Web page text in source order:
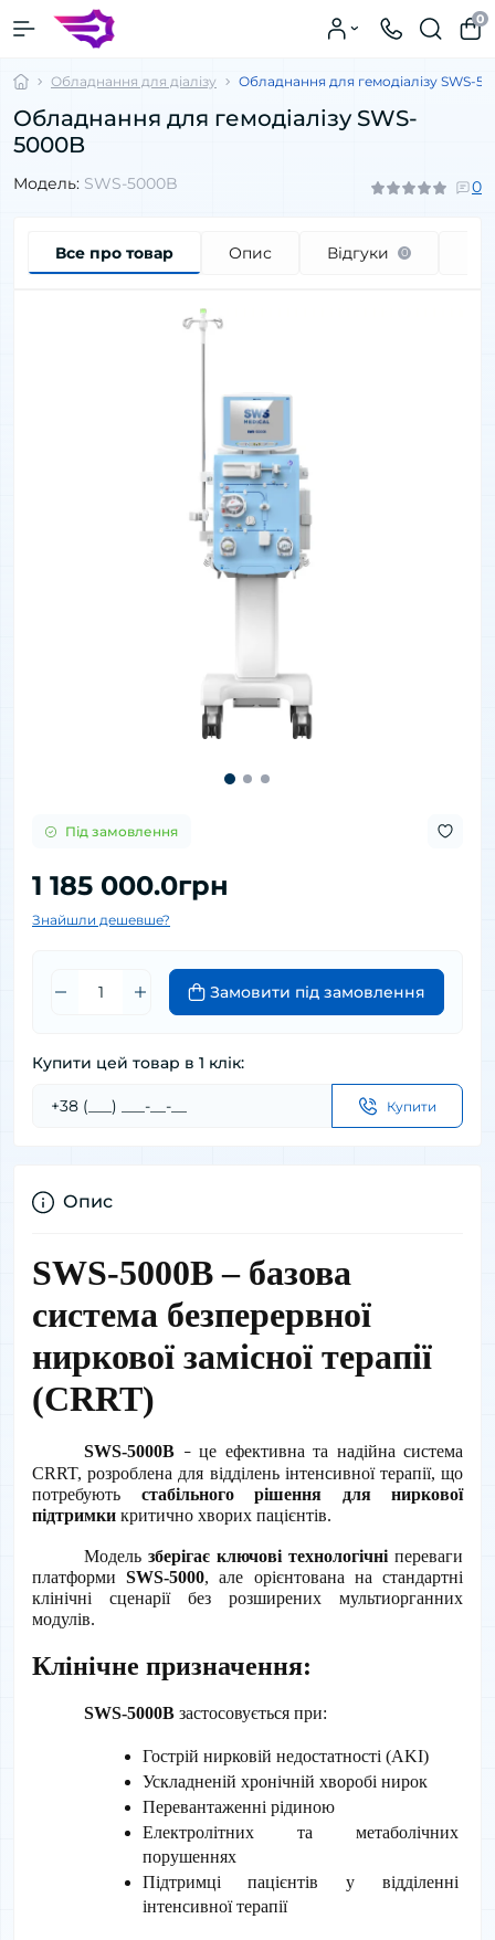
0
Обладнання для діалізу Обладнання для гемодіалізу SWS-
Обладнання для гемодіалізу SWS-
5000B
Модель: SWS-5000B 0
Все про товар Опис Відгуки 0
Під замовлення
1 185 000.0грн
Знайшли дешевше?
Замовити під замовлення
Купити цей товар в 1 клік:
Купити
Опис
SWS-5000B – базова
система безперервної
ниркової замісної терапії
(CRRT)
SWS-5000B – це ефективна та надійна система
CRRT, розроблена для відділень інтенсивної терапії, що
потребують стабільного рішення для ниркової
підтримки критично хворих пацієнтів.
Модель зберігає ключові технологічні переваги
платформи SWS-5000, але орієнтована на стандартні
клінічні сценарії без розширених мультиорганних
модулів.
Клінічне призначення:
SWS-5000B застосовується при:
Гострій нирковій недостатності (AKI)
Ускладненій хронічній хворобі нирок
Перевантаженні рідиною
Електролітних та метаболічних
порушеннях
Підтримці пацієнтів у відділенні
інтенсивної терапії